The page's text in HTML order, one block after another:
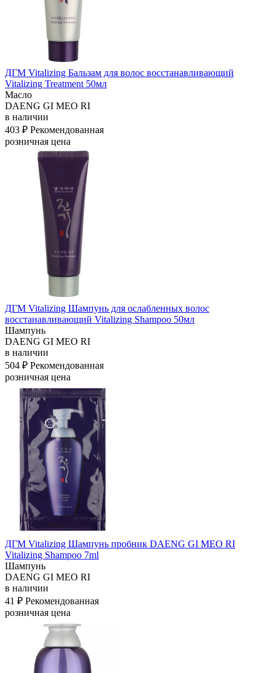
ДГМ Vitalizing Бальзам для волос восстанавливающий
Vitalizing Treatment 50мл
Масло
DAENG GI MEO RI
в наличии
403 ₽ Рекомендованная
розничная цена
ДГМ Vitalizing Шампунь для ослабленных волос
восстанавливающий Vitalizing Shampoo 50мл
Шампунь
DAENG GI MEO RI
в наличии
504 ₽ Рекомендованная
розничная цена
ДГМ Vitalizing Шампунь пробник DAENG GI MEO RI
Vitalizing Shampoo 7ml
Шампунь
DAENG GI MEO RI
в наличии
41 ₽ Рекомендованная
розничная цена